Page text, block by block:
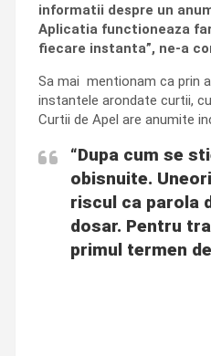
informatii despre un
Aplicatia functioneaza
fiecare instanta”, ne-a
Sa mai mentionam ca prin
instantele arondate curtii,
Curtii de Apel are anumite
“Dupa cum se
obisnuite.
riscul ca parola
dosar. Pentru
primul termen